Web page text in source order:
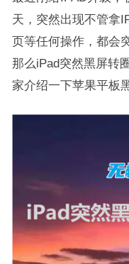
天，突然出现不管拿
页等任何操作，都会
那么iPad突然黑屏转
家介绍一下苹果平板